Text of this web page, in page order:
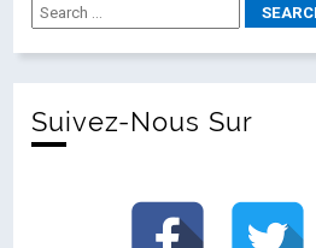
Suivez-Nous Sur